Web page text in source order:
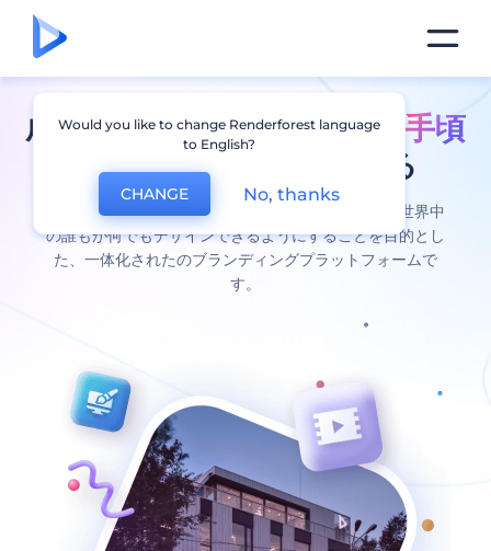
成功するブランディングを 手頃
な価格で一挙に実現する
レンダーフォレストは、デザインスキルがなくても世界中
の誰もが何でもデザインできるようにすることを目的とし
た、一体化されたのブランディングプラットフォームで
す。
Would you like to change Renderforest language
to English?
CHANGE No, thanks